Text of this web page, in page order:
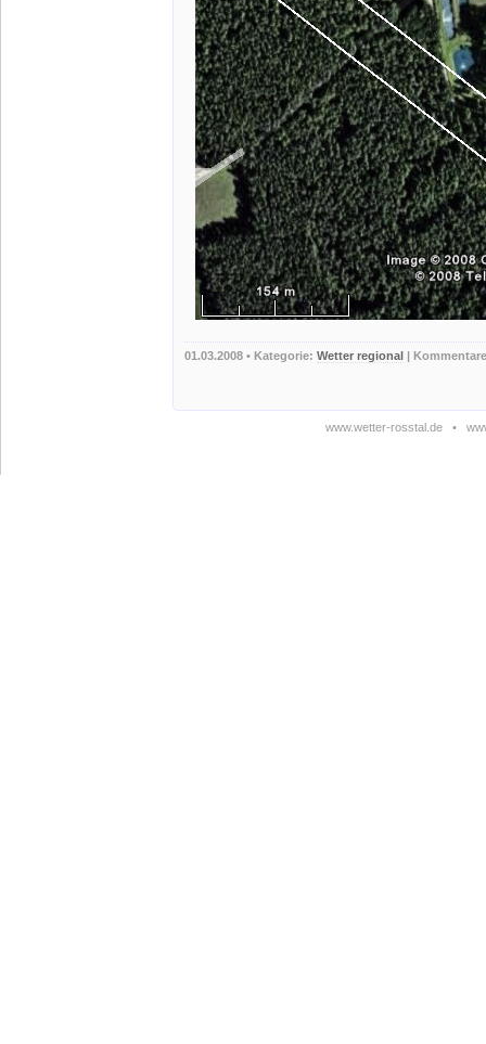
01.03.2008 • Kategorie: Wetter regional |
www.wetter-rosstal.de •